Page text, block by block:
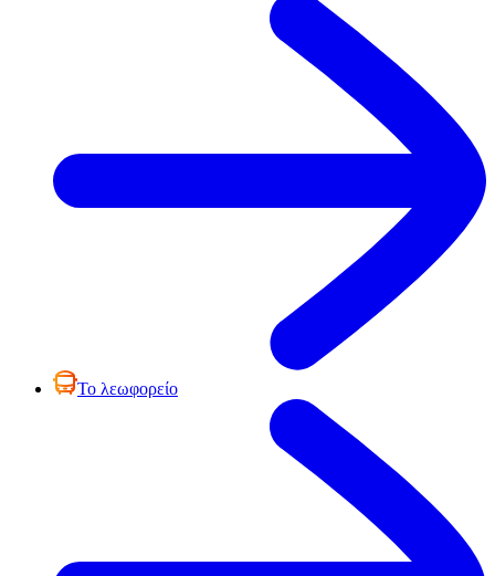
Το λεωφορείο